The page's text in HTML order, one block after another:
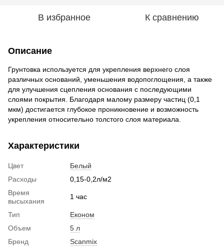
В избранное К сравнению
Описание
Грунтовка используется для укрепления верхнего слоя
различных оснований, уменьшения водопоглощения, а также
для улучшения сцепления основания с последующими
слоями покрытия. Благодаря малому размеру частиц (0,1
мкм) достигается глубокое проникновение и возможность
укрепления относительно толстого слоя материала.
Характеристики
Цвет
Белый
Расходы
0,15-0,2л/м2
Время
высыхания
1 час
Тип
Економ
Объем
5 л
Бренд
Scanmix